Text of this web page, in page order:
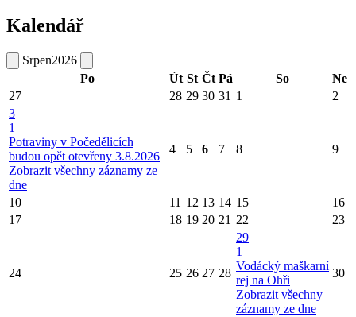
Kalendář
Srpen2026
Po
Út St Čt Pá So
Ne
27
28 29 30 31 1
2
3
1
Potraviny v Počedělicích
budou opět otevřeny 3.8.2026
Zobrazit všechny záznamy ze
dne
4 5 6 7 8 9
10 11 12 13 14 15
16
17
18 19 20 21 22 23
24 25 26 27 28
29
1
Vodácký maškarní
rej na Ohři
Zobrazit všechny
záznamy ze dne
30